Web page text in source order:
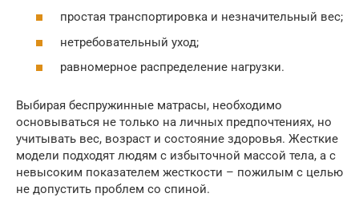
простая транспортировка и незначительный вес;
нетребовательный уход;
равномерное распределение нагрузки.
Выбирая беспружинные матрасы, необходимо
основываться не только на личных предпочтениях, но
учитывать вес, возраст и состояние здоровья. Жесткие
модели подходят людям с избыточной массой тела, а с
невысоким показателем жесткости – пожилым с целью
не допустить проблем со спиной.